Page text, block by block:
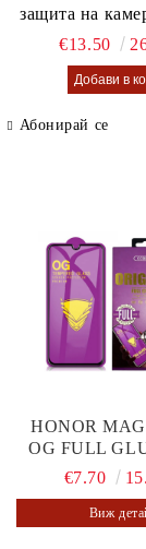
защита на
калъф
€13.50
Абонирай се
HONOR
OG FULL
€7.70
Виж